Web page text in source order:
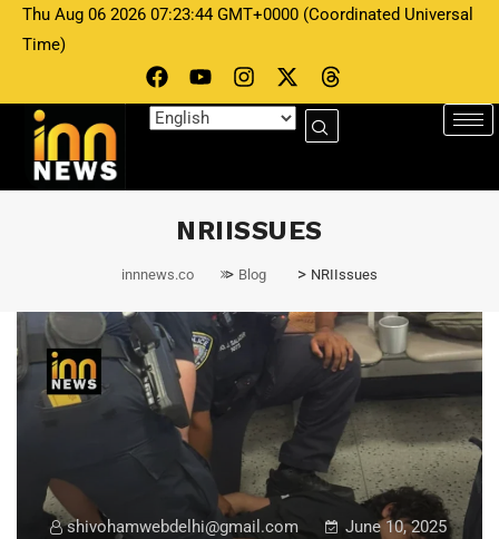
Thu Aug 06 2026 07:23:44 GMT+0000 (Coordinated Universal
Time)
NRIISSUES
innnews.co > Blog > NRIIssues
shivohamwebdelhi@gmail.com June 10, 2025